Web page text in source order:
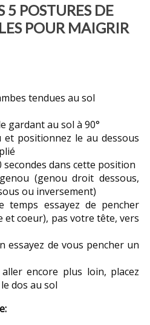
5 POSTURES DE
POUR MAIGRIR
tendues au sol
gardant au sol à 90°
et positionnez le au dessous
secondes dans cette position
(genou droit dessous,
ou inversement)
temps essayez de pencher
et coeur), pas votre tête, vers
essayez de vous pencher un
encore plus loin, placez
dos au sol